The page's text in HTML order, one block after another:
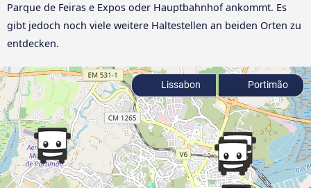
Parque de Feiras e Expos oder Hauptbahnhof ankommt. Es
gibt jedoch noch viele weitere Haltestellen an beiden Orten zu
entdecken.
Lissabon Portimão